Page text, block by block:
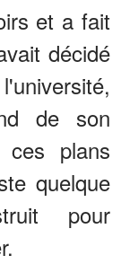
et a fait
décidé
de son
plans
quelque
pour